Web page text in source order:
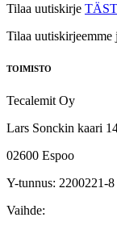
Tilaa uutiskirje
Tilaa uutiskirjeemme
TOIMISTO
Tecalemit Oy
Lars Sonckin kaari
02600 Espoo
Y-tunnus: 2200221-8
Vaihde: